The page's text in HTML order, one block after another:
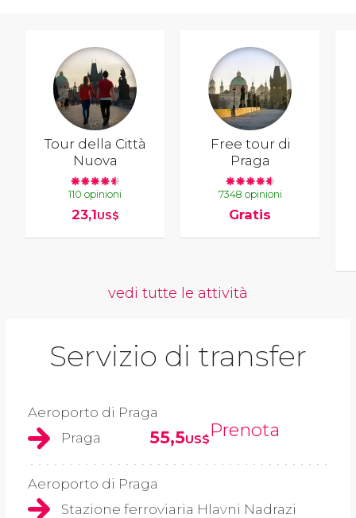
Tour della Città
Nuova
110 opinioni
23,1US$
Free tour di
Praga
7348 opinioni
Gratis
vedi tutte le attività
Servizio di transfer
Aeroporto di Praga
Praga
55,5US$Prenota
Aeroporto di Praga
Stazione ferroviaria Hlavni Nadrazi